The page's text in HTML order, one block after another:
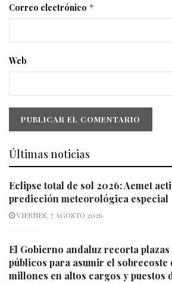
Correo electrónico *
Web
Últimas noticias
Eclipse total de sol 2026: Aemet
predicción meteorológica especial
VIERNES, 7 AGOSTO 2026
El Gobierno andaluz recorta plazas
públicos para asumir el sobrecoste
millones en altos cargos y puestos